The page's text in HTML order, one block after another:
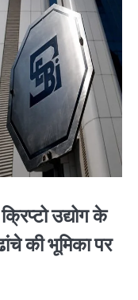
उद्योग के
की भूमिका पर